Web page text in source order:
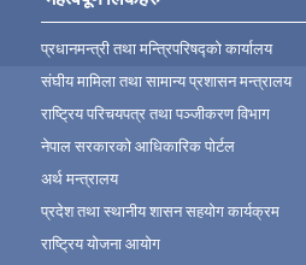
प्रधानमन्त्री तथा मन्त्रिपरिषद्को कार्यालय
संघीय मामिला तथा सामान्य प्रशासन मन्त्रालय
राष्ट्रिय परिचयपत्र तथा पञ्‍जीकरण विभाग
नेपाल सरकारको आधिकारिक पोर्टल
अर्थ मन्त्रालय
प्रदेश तथा स्थानीय शासन सहयोग कार्यक्रम
राष्ट्रिय योजना आयोग